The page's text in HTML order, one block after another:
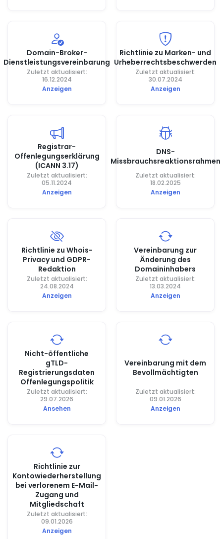
Domain-Broker-
Dienstleistungsvereinbarung
Zuletzt aktualisiert:
16.12.2024
Anzeigen
Richtlinie zu Marken- und
Urheberrechtsbeschwerden
Zuletzt aktualisiert:
30.07.2024
Anzeigen
Registrar-
Offenlegungserklärung
(ICANN 3.17)
Zuletzt aktualisiert:
05.11.2024
Anzeigen
DNS-
Missbrauchsreaktionsrahmen
Zuletzt aktualisiert:
18.02.2025
Anzeigen
Richtlinie zu Whois-
Privacy und GDPR-
Redaktion
Zuletzt aktualisiert:
24.08.2024
Anzeigen
Vereinbarung zur
Änderung des
Domaininhabers
Zuletzt aktualisiert:
13.03.2024
Anzeigen
Nicht-öffentliche
gTLD-
Registrierungsdaten
Offenlegungspolitik
Zuletzt aktualisiert:
29.07.2026
Ansehen
Vereinbarung mit dem
Bevollmächtigten
Zuletzt aktualisiert:
09.01.2026
Anzeigen
Richtlinie zur
Kontowiederherstellung
bei verlorenem E-Mail-
Zugang und
Mitgliedschaft
Zuletzt aktualisiert:
09.01.2026
Anzeigen